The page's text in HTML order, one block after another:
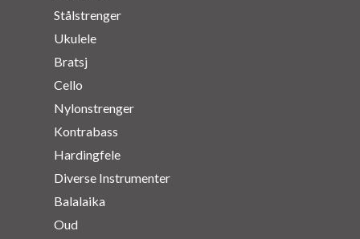
Stålstrenger
Ukulele
Bratsj
Cello
Nylonstrenger
Kontrabass
Hardingfele
Diverse Instrumenter
Balalaika
Oud